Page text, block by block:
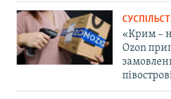
«Крим –
Ozon